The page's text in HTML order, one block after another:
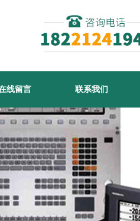
线留言 联系我们